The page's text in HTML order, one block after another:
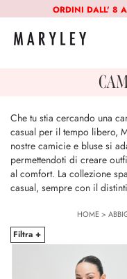
ORDINI DALL' 8
Che tu stia cercando una
casual per il tempo libero,
nostre camicie e bluse si
permettendoti di creare
al comfort. La collezione
casual, sempre con il
HOME>
Filtra +